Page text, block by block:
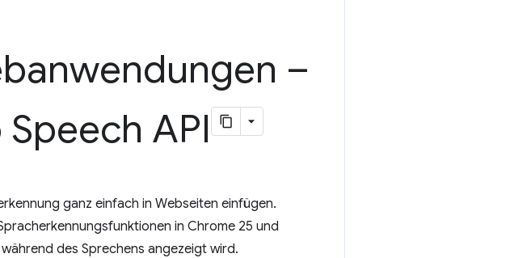
–
API
ganz einfach in Webseiten einfügen.
in Chrome 25 und
des Sprechens angezeigt wird.